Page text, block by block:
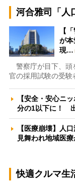
河合雅司「人
【
が
現…
警察庁が目下、頭
官の採用試験の受験
【安全・安心ニ
分の1以下に！
【医療崩壊】人
見舞われ地域医
快適クルマ生